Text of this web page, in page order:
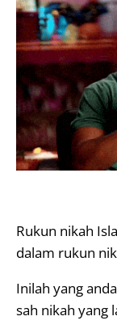
Rukun nikah
dalam rukun
Inilah yang
sah nikah yang